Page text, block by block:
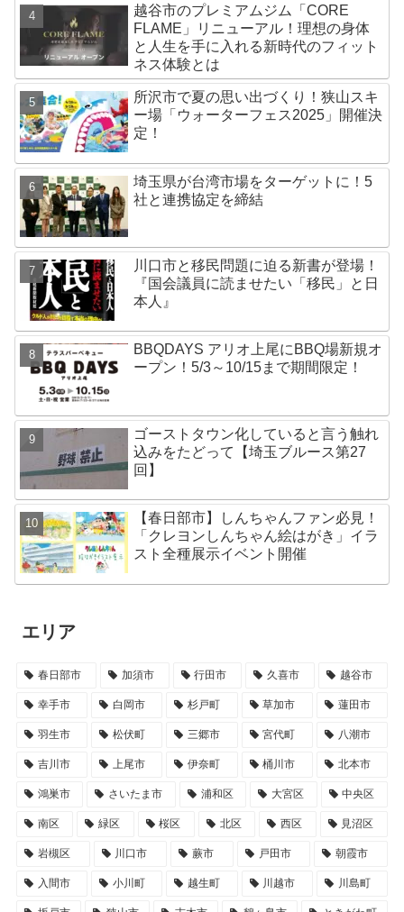
越谷市のプレミアムジム「CORE
FLAME」リニューアル！理想の身体
と人生を手に入れる新時代のフィット
ネス体験とは
所沢市で夏の思い出づくり！狭山スキ
ー場「ウォーターフェス2025」開催決
定！
埼玉県が台湾市場をターゲットに！5
社と連携協定を締結
川口市と移民問題に迫る新書が登場！
『国会議員に読ませたい「移民」と日
本人』
BBQDAYS アリオ上尾にBBQ場新規オ
ープン！5/3～10/15まで期間限定！
ゴーストタウン化していると言う触れ
込みをたどって【埼玉ブルース第27
回】
【春日部市】しんちゃんファン必見！
「クレヨンしんちゃん絵はがき」イラ
スト全種展示イベント開催
エリア
春日部市 加須市 行田市 久喜市 越谷市
幸手市 白岡市 杉戸町 草加市 蓮田市
羽生市 松伏町 三郷市 宮代町 八潮市
吉川市 上尾市 伊奈町 桶川市 北本市
鴻巣市 さいたま市 浦和区 大宮区 中央区
南区 緑区 桜区 北区 西区 見沼区
岩槻区 川口市 蕨市 戸田市 朝霞市
入間市 小川町 越生町 川越市 川島町